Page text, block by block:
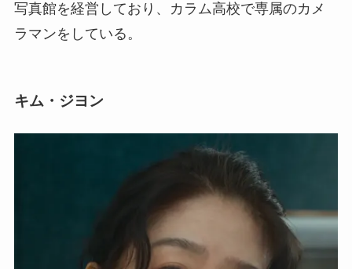
写真館を経営しており、カラム高校で専属のカメ
ラマンをしている。
キム・ジヨン